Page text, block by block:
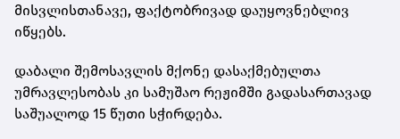
მისვლისთანავე, ფაქტობრივად დაუყოვნებლივ
იწყებს.
დაბალი შემოსავლის მქონე დასაქმებულთა
უმრავლესობას კი სამუშაო რეჟიმში გადასართავად
საშუალოდ 15 წუთი სჭირდება.